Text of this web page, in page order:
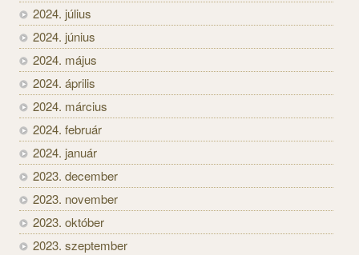
2024. július
2024. június
2024. május
2024. április
2024. március
2024. február
2024. január
2023. december
2023. november
2023. október
2023. szeptember